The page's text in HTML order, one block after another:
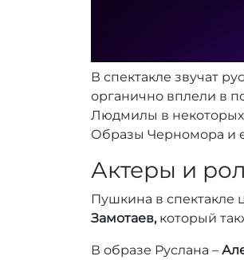
В спектакле звучат
органично вплели в
Людмилы в некоторых
Образы Черномора и
Актеры и
Пушкина в спектакле
Замотаев, который
В образе Руслана –